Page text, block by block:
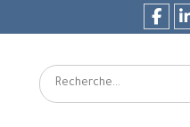
Recherche: